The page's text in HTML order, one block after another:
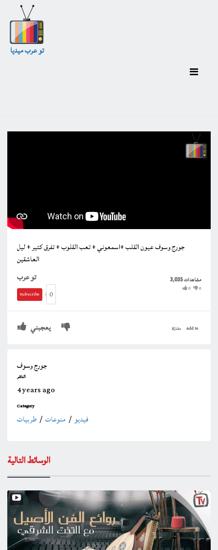
تو عرب ميديا
جورج وسوف عيون القلب +اسمعوني + تعب القلوب + تفرق كتير + ليل
العاشقين
تو عرب
Subscribe 0
3,035مشاهدات
0 0
يعجبني Add to مشاركة
جورج وسوف
الناشر
4 years ago
Category
فيديو/ منوعات / طربيات
الوسائط التالية